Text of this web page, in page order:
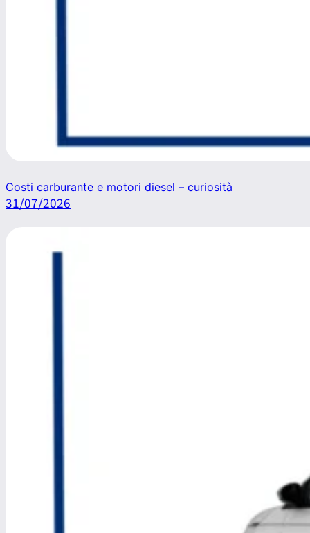
Costi carburante e motori diesel – curiosità
31/07/2026